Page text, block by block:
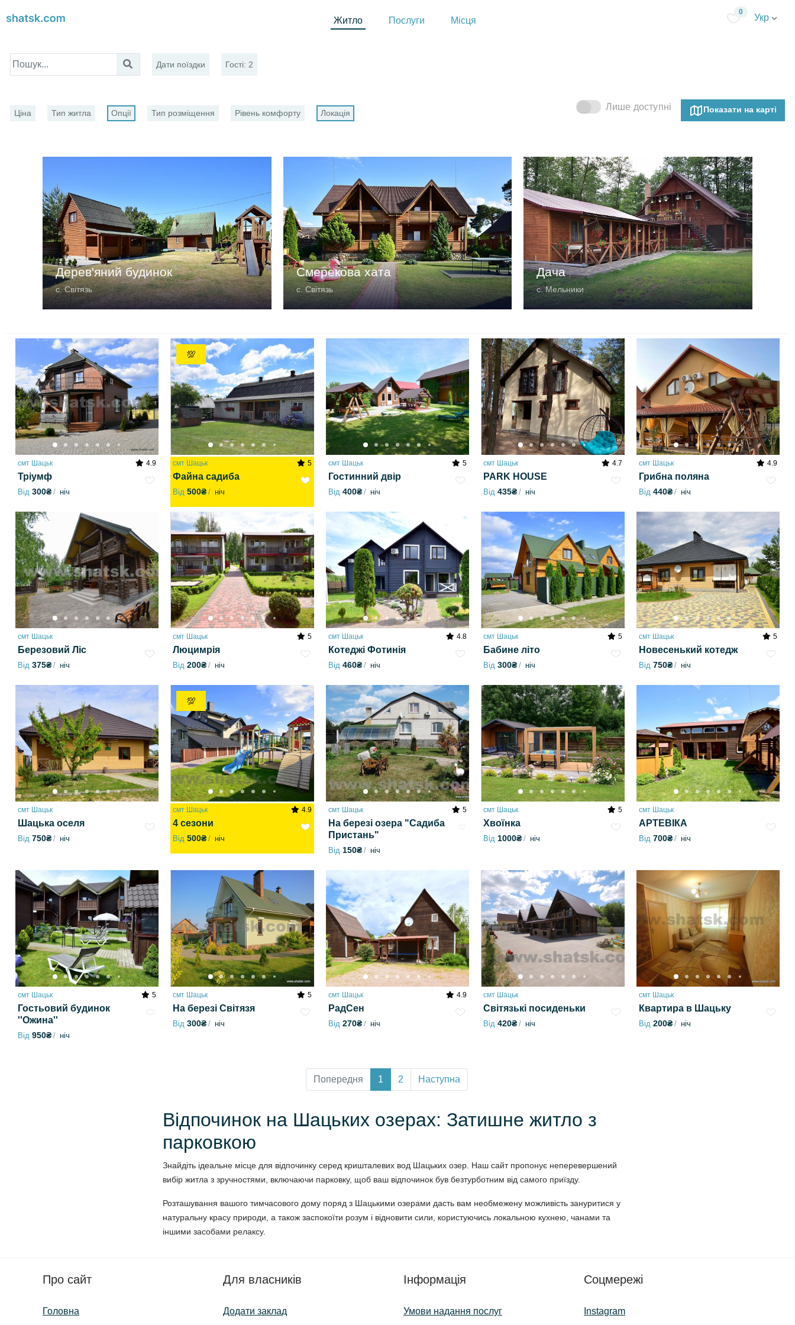
Житло Послуги Місця
0
Укр
Дати поїздки Гості: 2
Ціна Тип житла Опції Тип розміщення Рівень комфорту Локація
Лише доступні Показати на карті
Дерев'яний будинок
с. Світязь
Смерекова хата
с. Світязь
Дача
с. Мельники
смт Шацьк 4.9
Тріумф
Від 300₴ ніч
💯
смт Шацьк 5
Файна садиба
Від 500₴ ніч
смт Шацьк 5
Гостинний двір
Від 400₴ ніч
смт Шацьк 4.7
PARK HOUSE
Від 435₴ ніч
смт Шацьк 4.9
Грибна поляна
Від 440₴ ніч
смт Шацьк
Березовий Ліс
Від 375₴ ніч
смт Шацьк 5
Люцимрія
Від 200₴ ніч
смт Шацьк 4.8
Котеджі Фотинія
Від 460₴ ніч
смт Шацьк 5
Бабине літо
Від 300₴ ніч
смт Шацьк 5
Новесенький котедж
Від 750₴ ніч
смт Шацьк
Шацька оселя
Від 750₴ ніч
💯
смт Шацьк 4.9
4 сезони
Від 500₴ ніч
смт Шацьк 5
На березі озера "Садиба
Пристань"
Від 150₴ ніч
смт Шацьк 5
Хвоїнка
Від 1000₴ ніч
смт Шацьк
АРТЕВІКА
Від 700₴ ніч
смт Шацьк 5
Гостьовий будинок
''Ожина''
Від 950₴ ніч
смт Шацьк 5
На березі Світязя
Від 300₴ ніч
смт Шацьк 4.9
РадСен
Від 270₴ ніч
смт Шацьк
Світязькі посиденьки
Від 420₴ ніч
смт Шацьк
Квартира в Шацьку
Від 200₴ ніч
Попередня 1 2 Наступна
Відпочинок на Шацьких озерах: Затишне житло з
парковкою
Знайдіть ідеальне місце для відпочинку серед кришталевих вод Шацьких озер. Наш сайт пропонує неперевершений
вибір житла з зручностями, включаючи парковку, щоб ваш відпочинок був безтурботним від самого приїзду.
Розташування вашого тимчасового дому поряд з Шацькими озерами дасть вам необмежену можливість зануритися у
натуральну красу природи, а також заспокоїти розум і відновити сили, користуючись локальною кухнею, чанами та
іншими засобами релаксу.
Про сайт
Головна
Для власників
Додати заклад
Інформація
Умови надання послуг
Соцмережі
Instagram